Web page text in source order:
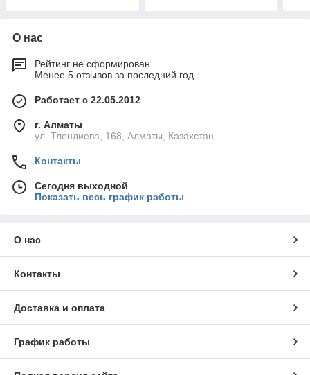
О нас
Рейтинг не сформирован
Менее 5 отзывов за последний год
Работает с 22.05.2012
г. Алматы
ул. Тлендиева, 168, Алматы, Казахстан
Контакты
Сегодня выходной
Показать весь график работы
О нас
Контакты
Доставка и оплата
График работы